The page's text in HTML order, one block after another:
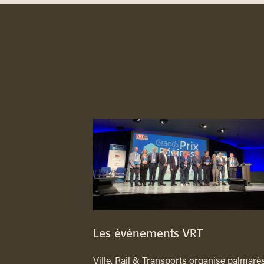
Les événements VRT
Ville, Rail & Transports organise